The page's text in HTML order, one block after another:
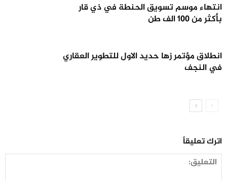
انتهاء موسم تسويق الحنطة في ذي قار
بأكثر من 100 الف طن
انطلاق مؤتمر زها حديد الاول للتطوير العقاري
في النجف
اترك تعليقاً